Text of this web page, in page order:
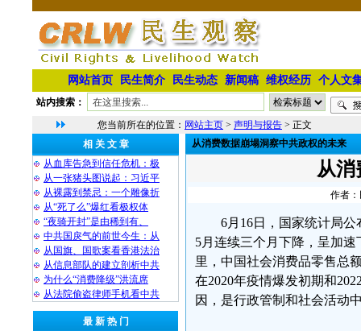
网站首页 民生简介 民生动态 新闻稿 维权经历 个人文
站内搜索：
您当前所在的位置： 网站主页 > 声明与报告 > 正文
相 关 文 章
从血库告急到信任危机：极
从一张猪头图说起：习近平
从裸露到禁忌：一个雕像折
从“死了么”爆红看极权体
“夜骑开封”是由稀到有、
中共国戾气的前世今生：从
从国旗、国歌案看香港法治
从信息部队的建立剖析中共
为什么“消费降级”洪流席
从法院偷盗律师手机看中共
最 新 热 门
从消费数据崩塌洞察中共政权的未来
从
作者：
6月16日，国家统计局
5月连续三个月下降，呈加
里，中国社会消费品零售总
在2020年疫情爆发初期和
因，是行政管制和社会活动